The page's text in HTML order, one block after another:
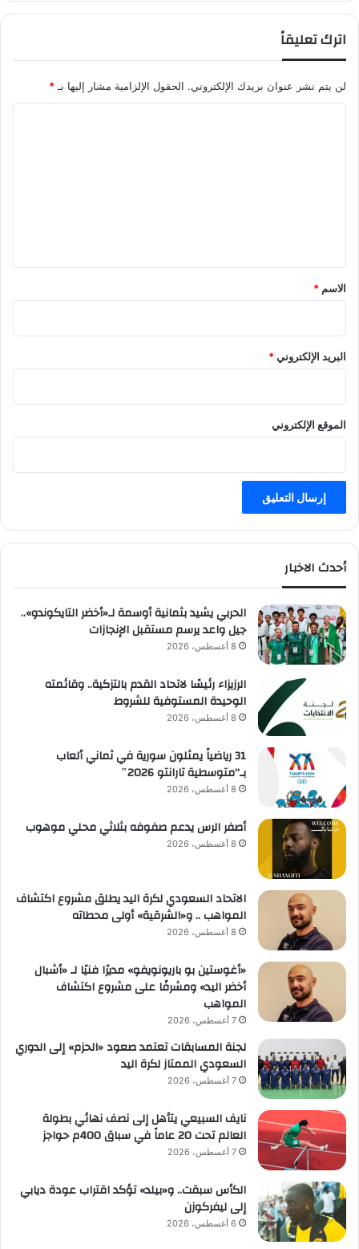
اترك تعليقاً
لن يتم نشر عنوان بريدك الإلكتروني. الحقول الإلزامية مشار إليها بـ *
*
الاسم *
البريد الإلكتروني*
الموقع الإلكتروني
أحدث الاخبار
الحربي يشيد بثمانية أوسمة لـ«أخضر التايكوندو»..
جيل واعد يرسم مستقبل الإنجازات
8 أغسطس، 2026
الرزيزاء رئيسًا لاتحاد القدم بالتزكية.. وقائمته
الوحيدة المستوفية للشروط
8 أغسطس، 2026
31 رياضياً يمثلون سورية في ثماني ألعاب
بـ”متوسطية تارانتو 2026″
8 أغسطس، 2026
أصفر الرس يدعم صفوفه بثلاثي محلي موهوب
8 أغسطس، 2026
الاتحاد السعودي لكرة اليد يطلق مشروع اكتشاف
المواهب .. و«الشرقية» أولى محطاته
8 أغسطس، 2026
«أغوستين بو باريونويفو» مديرًا فنيًا لـ «أشبال
أخضر اليد» ومشرفًا على مشروع اكتشاف
المواهب
7 أغسطس، 2026
لجنة المسابقات تعتمد صعود «الحزم» إلى الدوري
السعودي الممتاز لكرة اليد
7 أغسطس، 2026
نايف السبيعي يتأهل إلى نصف نهائي بطولة
العالم تحت 20 عاماً في سباق 400م حواجز
7 أغسطس، 2026
الكأس سبقت.. و«بيلد» تؤكد اقتراب عودة ديابي
إلى ليفركوزن
6 أغسطس، 2026